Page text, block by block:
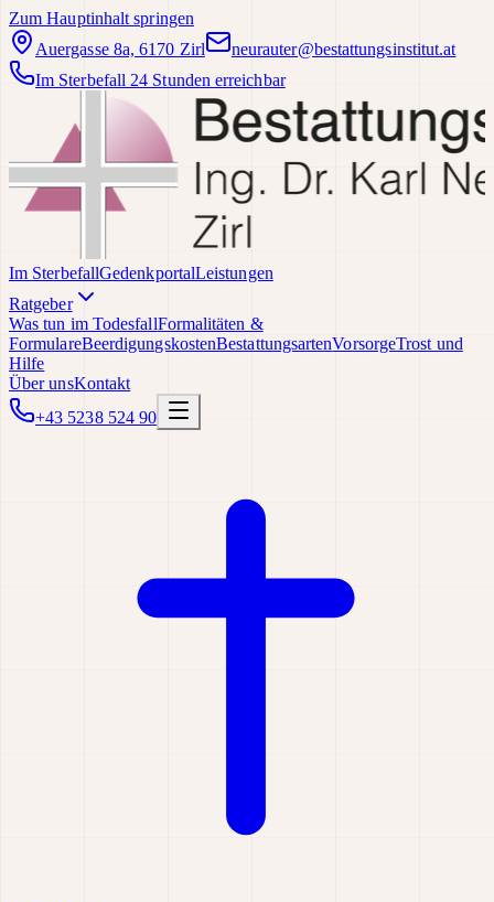
Zum Hauptinhalt springen
Auergasse 8a, 6170 Zirl
neurauter@bestattungsinstitut.at
Im Sterbefall 24 Stunden erreichbar
Im SterbefallGedenkportalLeistungen
Ratgeber
Was tun im TodesfallFormalitäten &
FormulareBeerdigungskostenBestattungsartenVorsorgeTrost und
Hilfe
Über unsKontakt
+43 5238 524 90